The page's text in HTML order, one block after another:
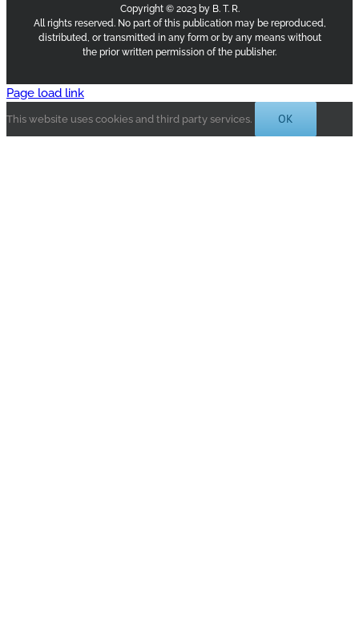
Copyright © 2023 by B. T. R.
All rights reserved. No part of this publication may be reproduced,
distributed, or transmitted in any form or by any means without
the prior written permission of the publisher.
Page load link
This website uses cookies and third party services. OK